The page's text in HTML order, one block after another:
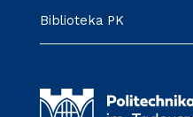
Biblioteka PK